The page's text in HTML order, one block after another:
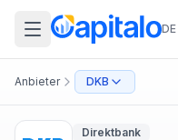
DE
Anbieter DKB
Direktbank